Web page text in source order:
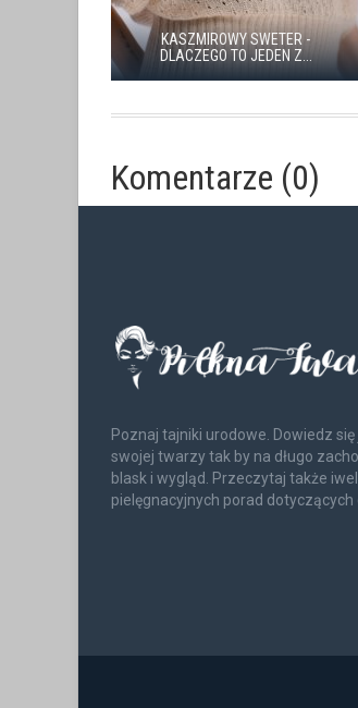
KASZMIROWY SWETER -
DLACZEGO TO JEDEN Z...
Komentarze (0)
Poznaj tajniki urodowe. Dowiedz
swojej twarzy tak by na długo
blask i wygląd. Przeczytaj także
pielęgnacyjnych porad dotyczących